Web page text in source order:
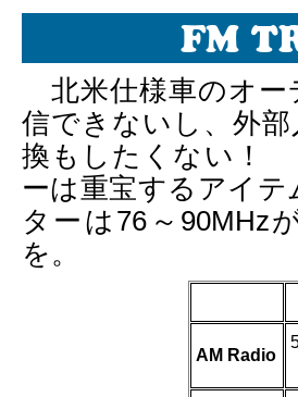
FM
北米仕様車のオー
信できないし、外
換もしたくない！
ーは重宝するアイ
ターは76～90MHz
を。
AM Radio